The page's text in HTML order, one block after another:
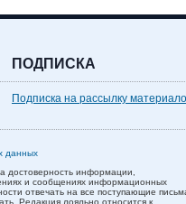
ПОДПИСКА
Подписка на рассылку
данных
достоверность информации,
и сообщениях информационных
отвечать на все поступающие